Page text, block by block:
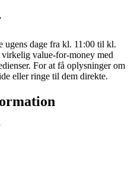
ugens dage fra kl. 11:00 til kl.
value-for-money med
For at få oplysninger om
eller ringe til dem direkte.